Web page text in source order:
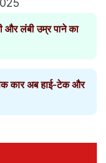
लंबी उम्र पाने का
कार अब हाई-टेक और